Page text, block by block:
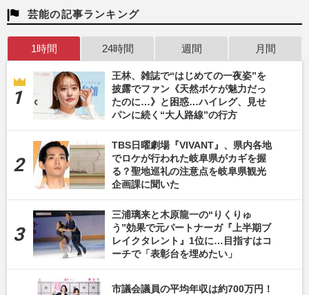
芸能の記事ランキング
1時間 24時間 週間 月間
王林、雑誌で“はじめての一夜姿”を
披露でファン《天然ボケが魅力だっ
たのに…》と困惑…ハイレグ、見せ
パンに続く“大人路線”の行方
TBS日曜劇場『VIVANT』、県内各地
でロケが行われた岐阜県がカギを握
る？聖地巡礼の注意点を岐阜県観光
企画課に聞いた
三浦璃来と木原龍一の“りくりゅ
う”効果で元パートナーガ『上半期ブ
レイクタレント』1位に…目指すはコ
ーチで「表彰台を埋めたい」
市議会議員の平均年収は約700万円！